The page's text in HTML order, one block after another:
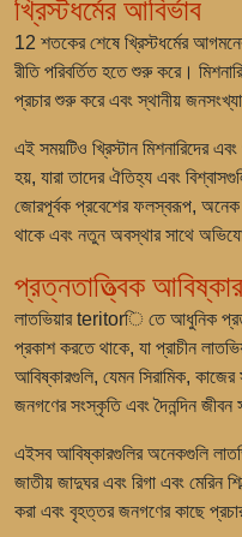
খ্রিস্টধর্মের আবির্ভাব
12 শতকেরশেষে খ্রিস্টধর্মের
রীতি পরিবর্তিত হতে শুরু করে।
প্রচার শুরু করে এবং স্থানীয়
এই সময়টিও খ্রিস্টান মিশনারিদের
হয়, যারা তাদের ঐতিহ্য এবং
জোরপূর্বক প্রবেশের ফলস্বরূপ, অনেক
থাকে এবং নতুন অবস্থার সাথে
প্রত্নতাত্ত্বিক
লাতভিয়ার teritorি তে আধুনিক
প্রকাশ করতে থাকে, যা প্রাচীন
আবিষ্কারগুলি, যেমন সিরামিক,
জনগণের সংস্কৃতি এবং দৈনন্দিন জীবন
এইসব আবিষ্কারগুলির অনেকগুলি
জাতীয় জাদুঘরএবং রিগা এবং মেরিন
করা এবং বৃহত্তর জনগণের কাছে